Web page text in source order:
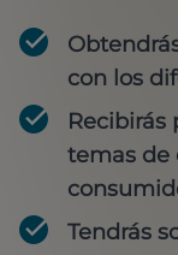
con los
Recibirás
temas de
Tendrás